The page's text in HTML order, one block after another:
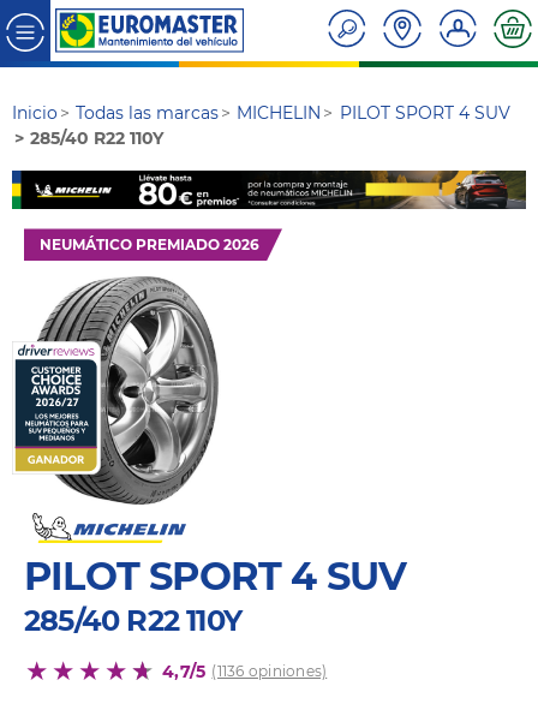
Inicio Todas las marcas MICHELIN
PILOT SPORT 4 SUV
285/40 R22 110Y
NEUMÁTICO PREMIADO 2026
PILOT SPORT 4 SUV
285/40 R22 110Y
4,7/5 (1136 opiniones)